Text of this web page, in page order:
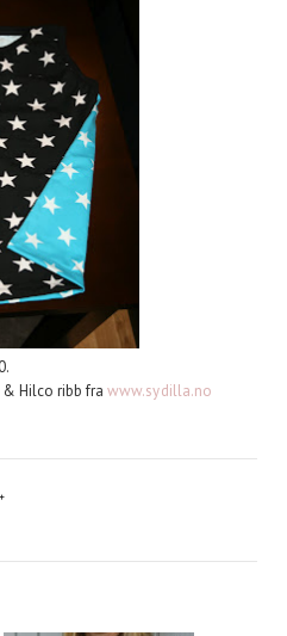
& Hilco ribb frawww.sydilla.no